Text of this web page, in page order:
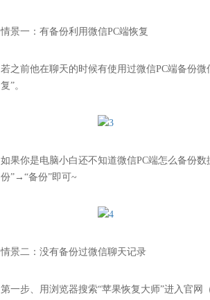
情景一：有备份利用微信PC端恢复
若之前他在聊天的时候有使用过微信PC端备份
复”。
如果你是电脑小白还不知道微信PC端怎么备份
份”→“备份”即可~
情景二：没有备份过微信聊天记录
第一步、用浏览器搜索“苹果恢复大师”进入官网